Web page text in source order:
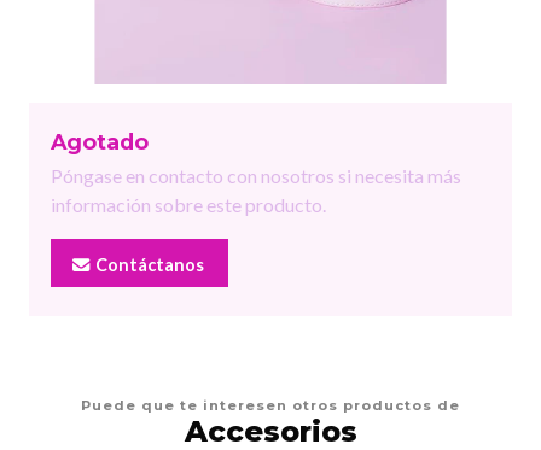
Agotado
Póngase en contacto con nosotros si necesita más
información sobre este producto.
Contáctanos
Puede que te interesen otros productos de
Accesorios